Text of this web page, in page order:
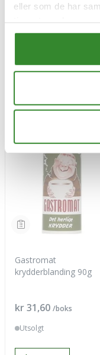
eller som de har
Mest besøkt
Gastromat
krydderblanding 90g
Pris
kr 31,60 /boks
Utsolgt